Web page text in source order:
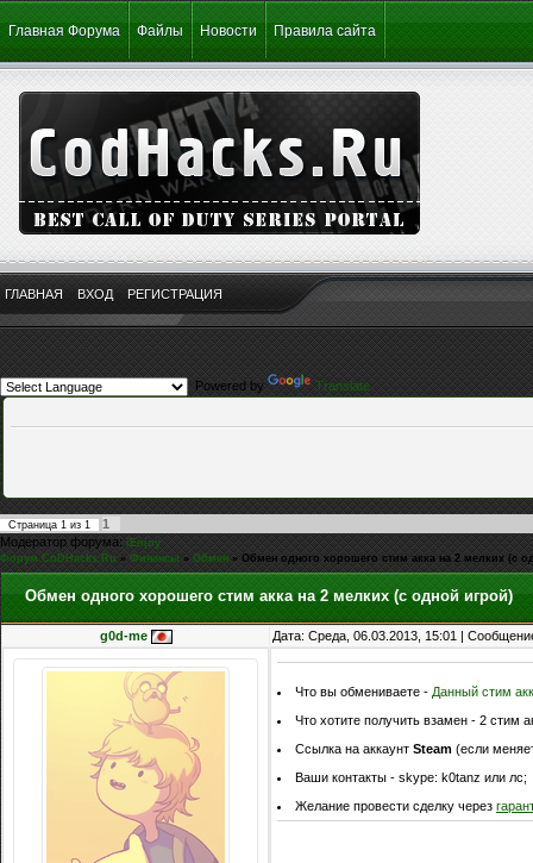
Главная Форума Файлы Новости Правила сайта
ГЛАВНАЯ ВХОД РЕГИСТРАЦИЯ
Powered by Translate
Страница 1 из 1
1
Модератор форума:iEnjoy
Форум CoDHacks.Ru » Финансы » Обмен » Обмен одного хорошего стим акка на 2 мелких (с
Обмен одного хорошего стим акка на 2 мелких (с одной игрой)
g0d-me Дата: Среда, 06.03.2013, 15:01 |
Что вы обмениваете - Данный стим
Что хотите получить взамен - 2 стим
Ссылка на аккаунт Steam (если
Ваши контакты - skype: k0tanz или лс;
Желание провести сделку через